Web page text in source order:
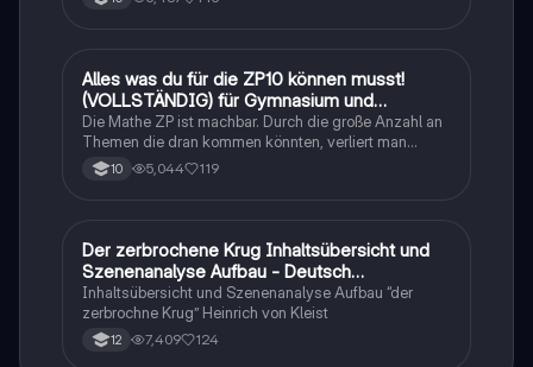
Mathe
Alles was du für die ZP10 können musst!
(VOLLSTÄNDIG) für Gymnasium und
Realschule
Die Mathe ZP ist machbar. Durch die große Anzahl an
Themen die dran kommen könnten, verliert man
schnell den Überblick. Also habe ich von den kleinsten
Themen bis hin zu den größten alles
10 5,044 119
Deutsch
Der zerbrochene Krug Inhaltsübersicht und
Szenenanalyse Aufbau - Deutsch
Q1/Q2/Abitur
Inhaltsübersicht und Szenenanalyse Aufbau “der
zerbrochne Krug” Heinrich von Kleist
12 7,409 124